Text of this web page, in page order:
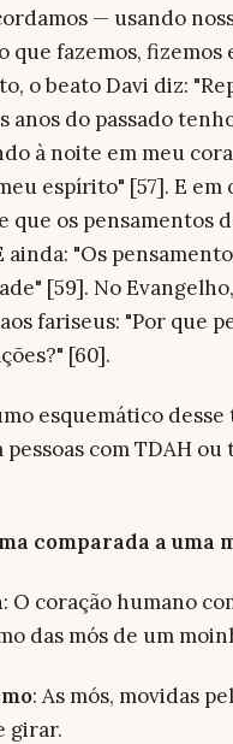
— usando
que fazemos, fizemos
o beato Davi diz:
anos do passado
à noite em meu
espírito" [57]. E
que os pensamentos
ainda: "Os
[59]. No
fariseus: "Por que
[60].
esquemático desse
pessoas com TDAH
comparada a uma
: O coração humano
das mós de um
: As mós, movidas
girar.